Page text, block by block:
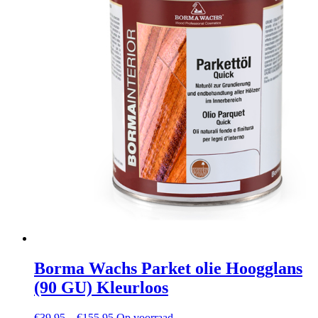
worden
op
de
productpagina
Borma Wachs Parket olie Hoogglans
(90 GU) Kleurloos